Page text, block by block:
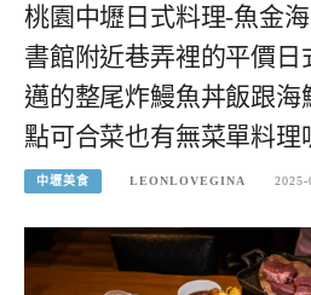
桃園中壢日式料理-魚金
書館附近巷弄裡的平價日
邁的整尾炸鰻魚丼飯跟海
點可合菜也有無菜單料理
中壢美食 LEONLOVEGINA 2025-